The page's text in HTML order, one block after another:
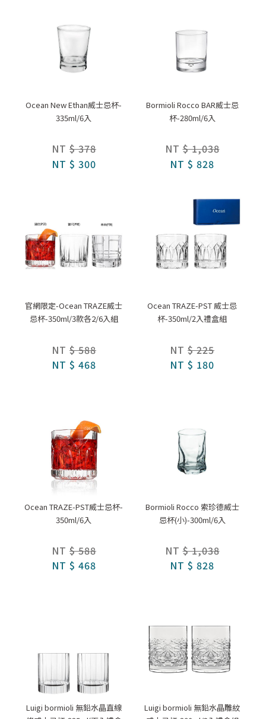
Ocean New Ethan威士忌杯-
335ml/6入
NT $ 378
NT $ 300
Bormioli Rocco BAR威士忌
杯-280ml/6入
NT $ 1,038
NT $ 828
官網限定-Ocean TRAZE威士
忌杯-350ml/3款各2/6入組
NT $ 588
NT $ 468
Ocean TRAZE-PST 威士忌
杯-350ml/2入禮盒組
NT $ 225
NT $ 180
Ocean TRAZE-PST威士忌杯-
350ml/6入
NT $ 588
NT $ 468
Bormioli Rocco 索珍德威士
忌杯(小)-300ml/6入
NT $ 1,038
NT $ 828
Luigi bormioli 無鉛水晶直線
Luigi bormioli 無鉛水晶雕紋